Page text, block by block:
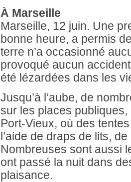
À Marseille
Marseille, 12 juin. Une
bonne heure, a permis
terre n’a occasionné
provoqué aucun
été lézardées dans les
Jusqu’à l’aube, de
sur les places
Port-Vieux, où des
l’aide de draps de lits,
Nombreuses sont aussi
ont passé la nuit dans
plaisance.